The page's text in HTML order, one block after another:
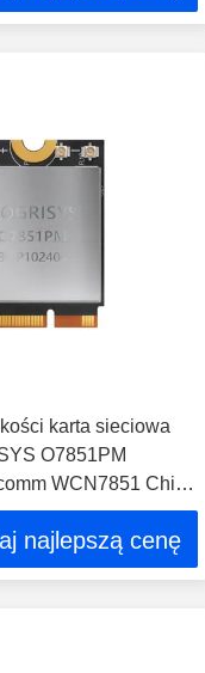
karta sieciowa
O7851PM
WCN7851 Chip
WIFI7 Moduł
najlepszą cenę